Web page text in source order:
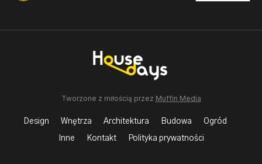
Tworzone z miłością przez Muffin Media
Design Wnętrza Architektura Budowa Ogród
Inne Kontakt Polityka prywatności